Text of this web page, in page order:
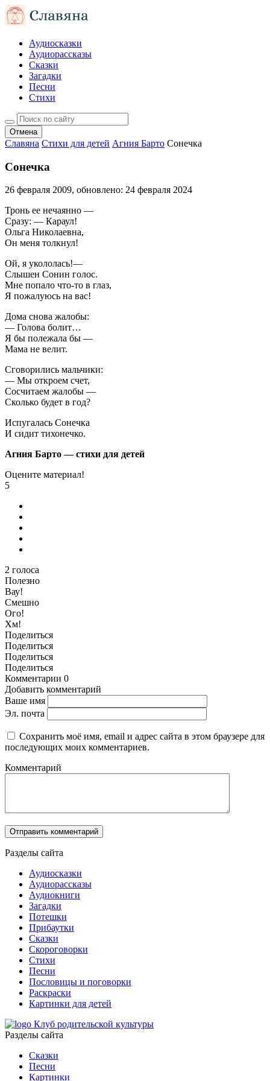
Аудиосказки
Аудиорассказы
Сказки
Загадки
Песни
Стихи
Отмена
Славяна Стихи для детей Агния Барто Сонечка
Сонечка
26 февраля 2009, обновлено: 24 февраля 2024
Тронь ее нечаянно —
Сразу: — Караул!
Ольга Николаевна,
Он меня толкнул!
Ой, я укололась!—
Слышен Сонин голос.
Мне попало что-то в глаз,
Я пожалуюсь на вас!
Дома снова жалобы:
— Голова болит…
Я бы полежала бы —
Мама не велит.
Сговорились мальчики:
— Мы откроем счет,
Сосчитаем жалобы —
Сколько будет в год?
Испугалась Сонечка
И сидит тихонечко.
Агния Барто — стихи для детей
Оцените материал!
5
2 голоса
Полезно
Вау!
Смешно
Ого!
Хм!
Поделиться
Поделиться
Поделиться
Поделиться
Комментарии 0
Добавить комментарий
Ваше имя
Эл. почта
Сохранить моё имя, email и адрес сайта в этом браузере для
последующих моих комментариев.
Комментарий
Разделы сайта
Аудиосказки
Аудиорассказы
Аудиокниги
Загадки
Потешки
Прибаутки
Сказки
Скороговорки
Стихи
Песни
Пословицы и поговорки
Раскраски
Картинки для детей
Клуб родительской культуры
Разделы сайта
Сказки
Песни
Картинки